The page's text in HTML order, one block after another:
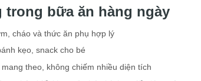
bữa ăn hàng ngày
cháo và thức ăn phụ hợp lý
kẹo, snack cho bé
mang theo, không chiếm nhiều diện tích